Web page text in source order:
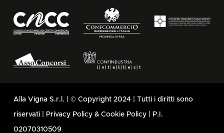
Alla Vigna S.r.l. | © Copyright 2024 | Tutti i diritti sono
riservati | Privacy Policy & Cookie Policy | P.I.
02070310509